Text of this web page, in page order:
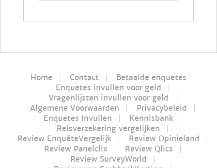
Home Contact
Betaalde enquetes
Enquetes invullen voor geld
Vragenlijsten invullen voor geld
Algemene Voorwaarden
Privacybeleid
Enquetes Invullen
Kennisbank
Reisverzekering vergelijken
Review EnquêteVergelijk
Review Opinieland
Review Panelclix
Review Qlics
Review SurveyWorld